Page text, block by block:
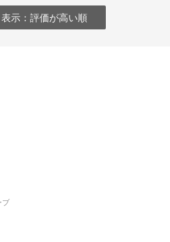
表示：評価が高い順
ブ